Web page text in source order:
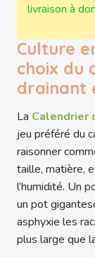
livraison à
Culture
choix du
drainant
La Calendrier
jeu préféré du
raisonner
taille, matière,
l’humidité. Un
un pot
asphyxie les
plus large que